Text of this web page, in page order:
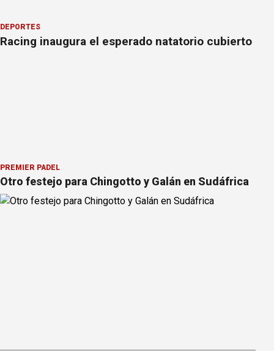
DEPORTES
Racing inaugura el esperado natatorio cubierto
PREMIER PÁDEL
Otro festejo para Chingotto y Galán en Sudáfrica